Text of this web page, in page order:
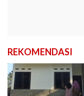
REKOMENDASI